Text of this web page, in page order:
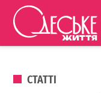
Перейти до вмісту
ОПУБЛІКОВАНО В
СТАТТІ